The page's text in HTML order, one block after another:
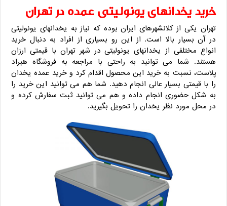
خرید یخدانهای یونولیتی عمده در تهران
تهران یکی از کلانشهرهای ایران بوده که نیاز به یخدانهای یونولیتی
در آن بسیار بالا است. از این رو بسیاری از افراد به دنبال خرید
انواع مختلفی از یخدانهای یونولیتی در شهر تهران با قیمتی ارزان
هستند. شما می توانید به راحتی با مراجعه به فروشگاه هیراد
پلاست، نسبت به خرید این محصول اقدام کرد و خرید عمده یخدان
را با قیمتی بسیار عالی انجام دهید. شما هم می توانید این خرید را
به شکل حضوری انجام داده و هم می توانید ثبت سفارش کرده و
در محل مورد نظر یخدان را تحویل بگیرید.